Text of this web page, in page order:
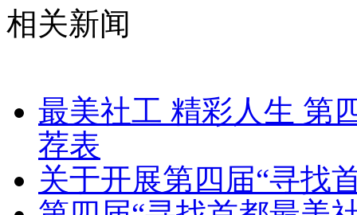
相关新闻
最美社工 精彩人生 第
荐表
关于开展第四届“寻找